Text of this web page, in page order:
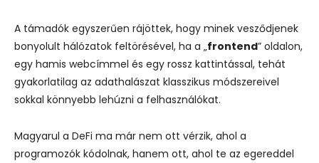
A támadók egyszerűen rájöttek, hogy minek vesződjenek
bonyolult hálózatok feltörésével, ha a „frontend” oldalon,
egy hamis webcímmel és egy rossz kattintással, tehát
gyakorlatilag az adathalászat klasszikus módszereivel
sokkal könnyebb lehúzni a felhasználókat.
Magyarul a DeFi ma már nem ott vérzik, ahol a
programozók kódolnak, hanem ott, ahol te az egereddel